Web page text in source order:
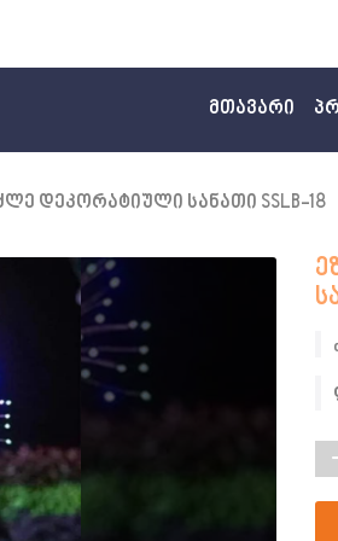
მთავარი
დეკორატიული სანათი SSLB-18